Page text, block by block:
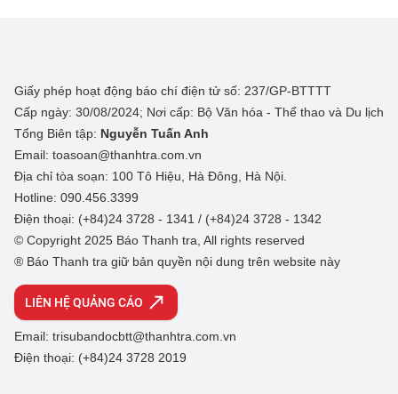
Giấy phép hoạt động báo chí điện tử số: 237/GP-BTTTT
Cấp ngày: 30/08/2024; Nơi cấp: Bộ Văn hóa - Thể thao và Du lịch
Tổng Biên tập: Nguyễn Tuấn Anh
Email: toasoan@thanhtra.com.vn
Địa chỉ tòa soạn: 100 Tô Hiệu, Hà Đông, Hà Nội.
Hotline: 090.456.3399
Điện thoại: (+84)24 3728 - 1341 / (+84)24 3728 - 1342
© Copyright 2025 Báo Thanh tra, All rights reserved
® Báo Thanh tra giữ bản quyền nội dung trên website này
LIÊN HỆ QUẢNG CÁO
Email: trisubandocbtt@thanhtra.com.vn
Điện thoại: (+84)24 3728 2019